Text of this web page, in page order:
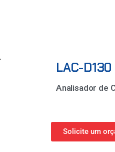
LAC-D130
Analisador de
Solicite um